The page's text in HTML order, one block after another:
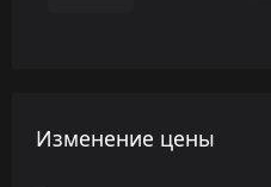
Изменение цены